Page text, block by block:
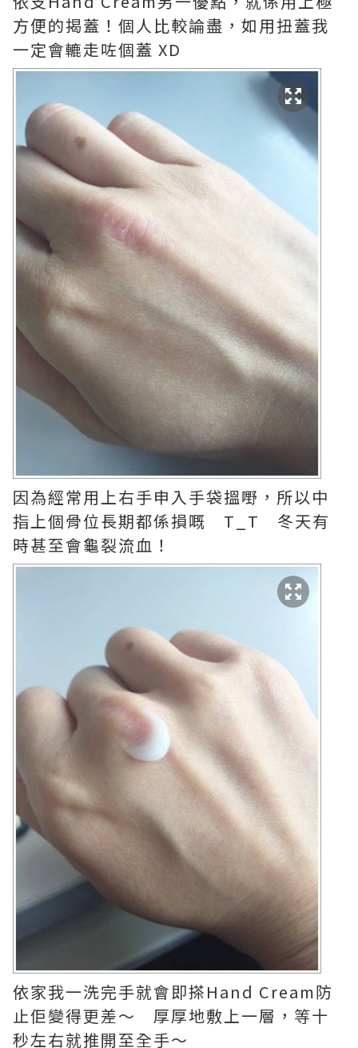
方便的揭蓋！個人比較論盡，如用扭蓋我
一定會轆走咗個蓋 XD
因為經常用上右手申入手袋搵嘢，所以中
指上個骨位長期都係損嘅 T_T 冬天有
時甚至會龜裂流血！
依家我一洗完手就會即搽Hand Cream防
止佢變得更差～ 厚厚地敷上一層，等十
秒左右就推開至全手～